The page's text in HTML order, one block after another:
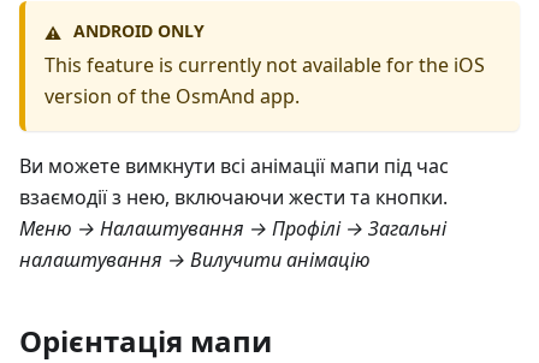
⚠️ ANDROID ONLY
This feature is currently not available for the iOS
version of the OsmAnd app.
Ви можете вимкнути всі анімації мапи під час
взаємодії з нею, включаючи жести та кнопки.
Меню → Налаштування → Профілі → Загальні
налаштування → Вилучити анімацію
Орієнтація мапи